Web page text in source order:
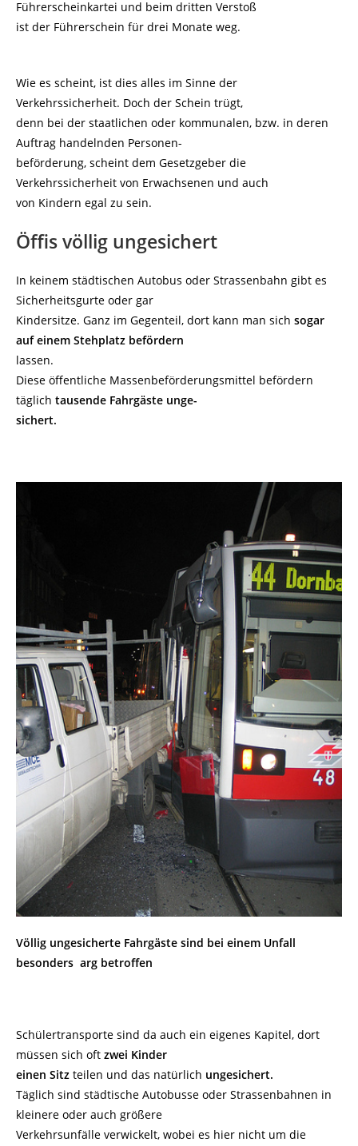
Führerscheinkartei und beim dritten Verstoß
ist der Führerschein für drei Monate weg.
Wie es scheint, ist dies alles im Sinne der
Verkehrssicherheit. Doch der Schein trügt,
denn bei der staatlichen oder kommunalen, bzw. in deren
Auftrag handelnden Personen-
beförderung, scheint dem Gesetzgeber die
Verkehrssicherheit von Erwachsenen und auch
von Kindern egal zu sein.
Öffis völlig ungesichert
In keinem städtischen Autobus oder Strassenbahn gibt es
Sicherheitsgurte oder gar
Kindersitze. Ganz im Gegenteil, dort kann man sich sogar
auf einem Stehplatz befördern
lassen.
Diese öffentliche Massenbeförderungsmittel befördern
täglich tausende Fahrgäste unge-
sichert.
Völlig ungesicherte Fahrgäste sind bei einem Unfall
besonders arg betroffen
Schülertransporte sind da auch ein eigenes Kapitel, dort
müssen sich oft zwei Kinder
einen Sitz teilen und das natürlich ungesichert.
Täglich sind städtische Autobusse oder Strassenbahnen in
kleinere oder auch größere
Verkehrsunfälle verwickelt, wobei es hier nicht um die